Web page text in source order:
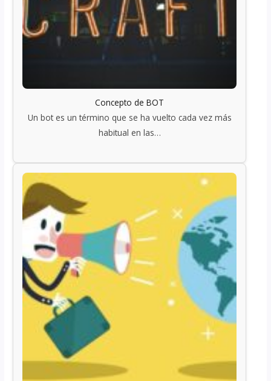
Concepto de BOT
Un bot es un término que se ha vuelto cada vez más
habitual en las…